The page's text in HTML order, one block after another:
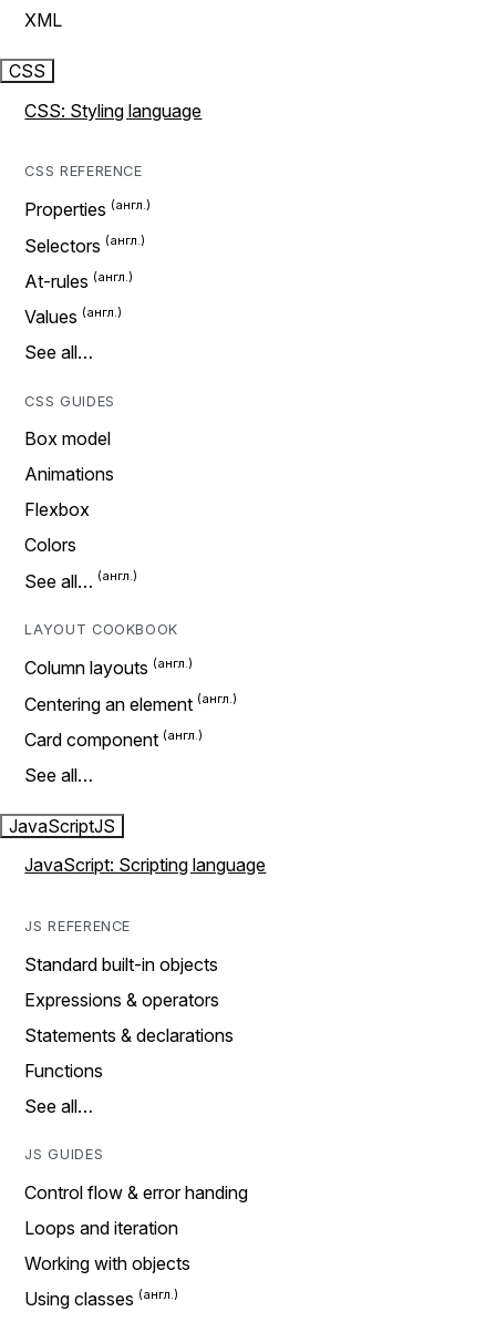
XML
CSS
CSS: Styling language
CSS REFERENCE
Properties
Selectors
At-rules
Values
See all…
CSS GUIDES
Box model
Animations
Flexbox
Colors
See all…
LAYOUT COOKBOOK
Column layouts
Centering an element
Card component
See all…
JavaScriptJS
JavaScript: Scripting language
JS REFERENCE
Standard built-in objects
Expressions & operators
Statements & declarations
Functions
See all…
JS GUIDES
Control flow & error handing
Loops and iteration
Working with objects
Using classes